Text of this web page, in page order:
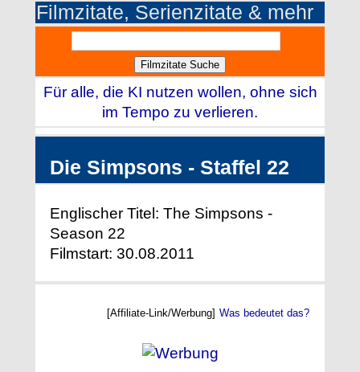
Filmzitate, Serienzitate & mehr
Für alle, die KI nutzen wollen, ohne sich
im Tempo zu verlieren.
Die Simpsons - Staffel 22
Englischer Titel: The Simpsons -
Season 22
Filmstart: 30.08.2011
[Affiliate-Link/Werbung] Was bedeutet das?